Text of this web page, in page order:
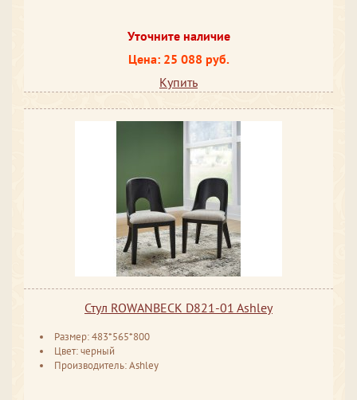
Уточните наличие
Цена: 25 088 руб.
Купить
Стул ROWANBECK D821-01 Ashley
Размер: 483*565*800
Цвет: черный
Производитель: Ashley